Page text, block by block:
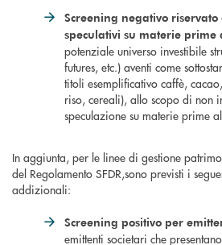
Screening negativo
speculativi su materie prime
potenziale universo investibile
futures, etc.) aventi come
titoli esemplificativo caffè,
riso, cereali), allo scopo di non
speculazione su materie prime
In aggiunta, per le linee di gestione
del Regolamento SFDR,sono previsti i
addizionali:
Screening positivo per
emittenti societari che